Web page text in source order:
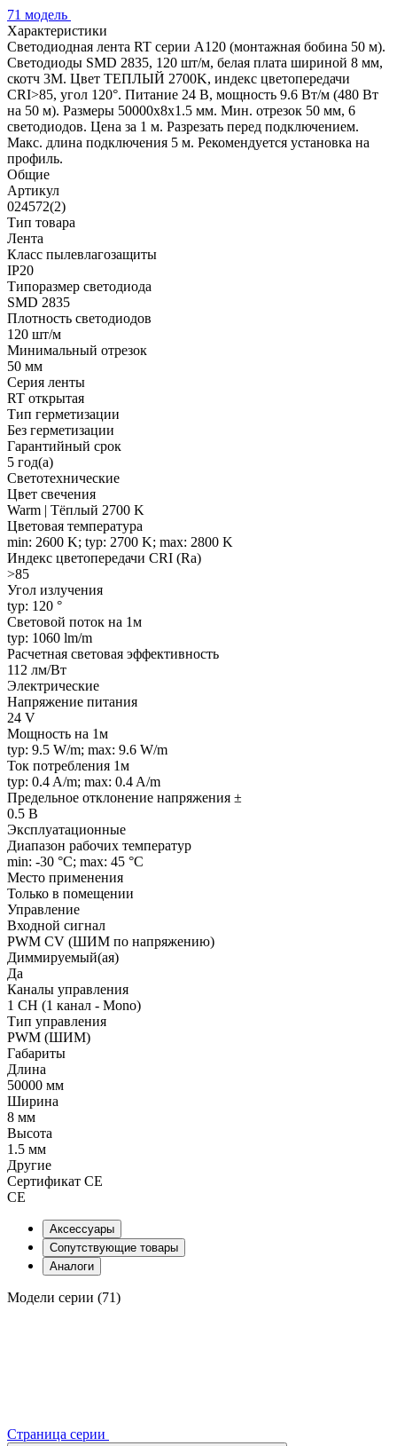
71 модель
Характеристики
Светодиодная лента RT серии A120 (монтажная бобина 50 м).
Светодиоды SMD 2835, 120 шт/м, белая плата шириной 8 мм,
скотч 3M. Цвет ТЕПЛЫЙ 2700K, индекс цветопередачи
CRI>85, угол 120°. Питание 24 В, мощность 9.6 Вт/м (480 Вт
на 50 м). Размеры 50000x8x1.5 мм. Мин. отрезок 50 мм, 6
светодиодов. Цена за 1 м. Разрезать перед подключением.
Макс. длина подключения 5 м. Рекомендуется установка на
профиль.
Общие
Артикул
024572(2)
Тип товара
Лента
Класс пылевлагозащиты
IP20
Типоразмер светодиода
SMD 2835
Плотность светодиодов
120 шт/м
Минимальный отрезок
50 мм
Серия ленты
RT открытая
Тип герметизации
Без герметизации
Гарантийный срок
5 год(а)
Светотехнические
Цвет свечения
Warm | Тёплый 2700 K
Цветовая температура
min: 2600 K; typ: 2700 K; max: 2800 K
Индекс цветопередачи CRI (Ra)
>85
Угол излучения
typ: 120 °
Световой поток на 1м
typ: 1060 lm/m
Расчетная световая эффективность
112 лм/Вт
Электрические
Напряжение питания
24 V
Мощность на 1м
typ: 9.5 W/m; max: 9.6 W/m
Ток потребления 1м
typ: 0.4 A/m; max: 0.4 A/m
Предельное отклонение напряжения ±
0.5 В
Эксплуатационные
Диапазон рабочих температур
min: -30 °C; max: 45 °C
Место применения
Только в помещении
Управление
Входной сигнал
PWM СV (ШИМ по напряжению)
Диммируемый(ая)
Да
Каналы управления
1 CH (1 канал - Mono)
Тип управления
PWM (ШИМ)
Габариты
Длина
50000 мм
Ширина
8 мм
Высота
1.5 мм
Другие
Сертификат CE
CE
Аксессуары
Сопутствующие товары
Аналоги
Модели серии (71)
Страница серии